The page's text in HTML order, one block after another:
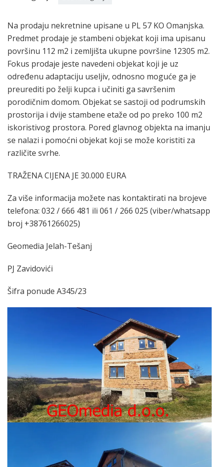
Na prodaju nekretnine upisane u PL 57 KO Omanjska.
Predmet prodaje je stambeni objekat koji ima upisanu
površinu 112 m2 i zemljišta ukupne površine 12305 m2.
Fokus prodaje jeste navedeni objekat koji je uz
određenu adaptaciju useljiv, odnosno moguće ga je
preurediti po želji kupca i učiniti ga savršenim
porodičnim domom. Objekat se sastoji od podrumskih
prostorija i dvije stambene etaže od po preko 100 m2
iskoristivog prostora. Pored glavnog objekta na imanju
se nalazi i pomoćni objekat koji se može koristiti za
različite svrhe.
TRAŽENA CIJENA JE 30.000 EURA
Za više informacija možete nas kontaktirati na brojeve
telefona: 032 / 666 481 ili 061 / 266 025 (viber/whatsapp
broj +38761266025)
Geomedia Jelah-Tešanj
PJ Zavidovići
Šifra ponude A345/23